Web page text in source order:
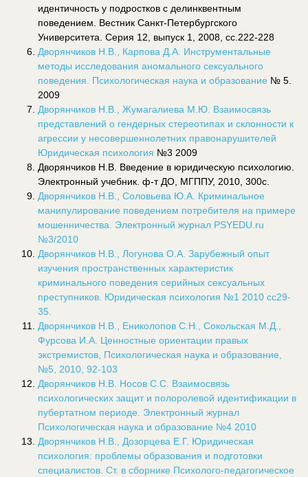
идентичность у подростков с делинквентным
поведением. Вестник Санкт-Петербургского
Университета. Серия 12, выпуск 1, 2008, сс.222-228
Дворянчиков Н.В., Карпова Д.А. Инструментальные
методы исследования аномального сексуального
поведения. Психологическая наука и образование № 5.
2009
Дворянчиков Н.В., Жумагалиева М.Ю. Взаимосвязь
представлений о гендерных стереотипах и склонности к
агрессии у несовершеннолетних правонарушителей
Юридическая психология №3 2009
Дворянчиков Н.В. Введение в юридическую психологию.
Электронный учебник. ф-т ДО, МГППУ, 2010, 300с.
Дворянчиков Н.В., Соловьева Ю.А. Криминальное
манипулирование поведением потребителя на примере
мошенничества. Электронный журнал PSYEDU.ru
№3/2010
Дворянчиков Н.В., Логунова О.А. Зарубежный опыт
изучения пространственных характеристик
криминального поведения серийных сексуальных
преступников. Юридическая психология №1 2010 сс29-
35.
Дворянчиков Н.В., Ениколопов С.Н., Сокольская М.Д.,
Фурсова И.А. Ценностные ориентации правых
экстремистов, Психологическая наука и образование,
№5, 2010, 92-103
Дворянчиков Н.В. Носов С.С. Взаимосвязь
психологических защит и полоролевой идентификации в
пубертатном периоде. Электронный журнал
Психологическая наука и образование №4 2010
Дворянчиков Н.В., Дозорцева Е.Г. Юридическая
психология: проблемы образования и подготовки
специалистов. Ст. в сборнике Психолого-педагогическое